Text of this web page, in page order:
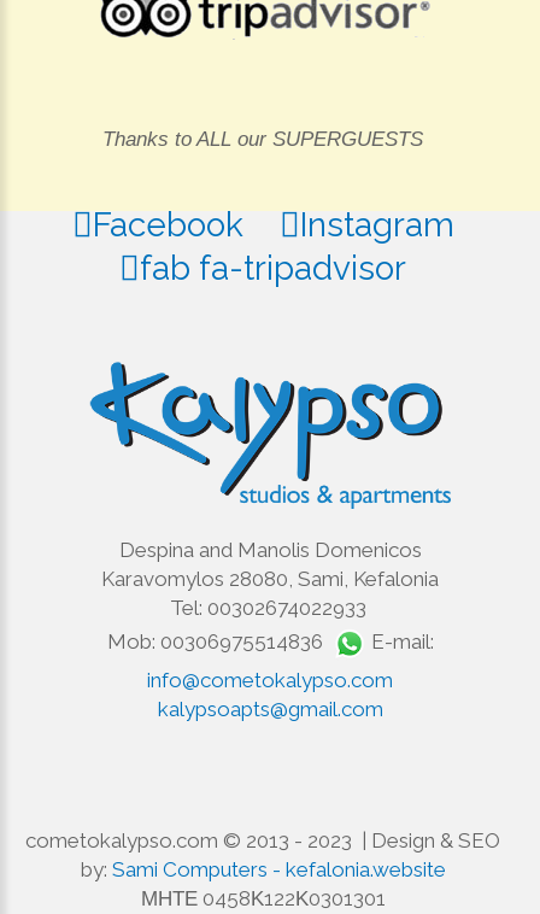
Thanks to ALL our SUPERGUESTS
Facebook
Instagram
fab fa-tripadvisor
Despina and Manolis Domenicos
Karavomylos 28080, Sami, Kefalonia
Tel: 00302674022933
Mob: 00306975514836
E-mail:
info@cometokalypso.com
kalypsoapts@gmail.com
cometokalypso.com © 2013 - 2023 | Design & SEO
by: Sami Computers - kefalonia.website
ΜΗΤΕ 0458Κ122Κ0301301